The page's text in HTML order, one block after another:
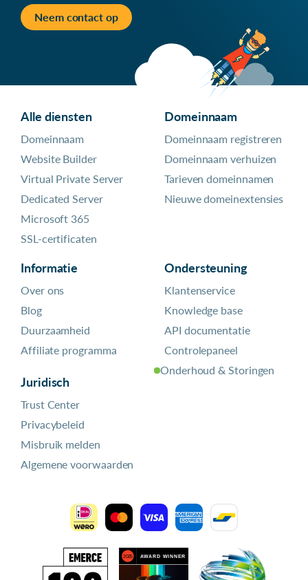
Neem contact op
Alle diensten
Domeinnaam
Website Builder
Virtual Private Server
Dedicated Server
Microsoft 365
SSL-certificaten
Domeinnaam
Domeinnaam registreren
Domeinnaam verhuizen
Tarieven domeinnamen
Nieuwe domeinextensies
Informatie
Over ons
Blog
Duurzaamheid
Affiliate programma
Juridisch
Trust Center
Privacybeleid
Misbruik melden
Algemene voorwaarden
Ondersteuning
Klantenservice
Knowledge base
API documentatie
Controlepaneel
Onderhoud & Storingen